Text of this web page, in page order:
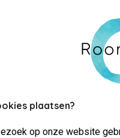
plaatsen?
op onze website